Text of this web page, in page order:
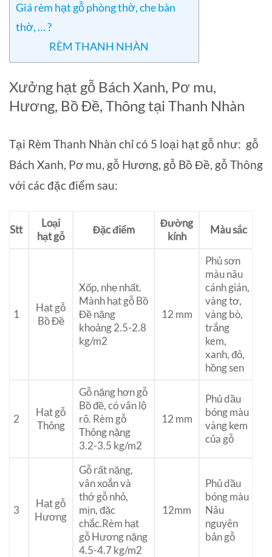
Giá rèm hạt gỗ phòng thờ, che bàn
thờ, … ?
RÈM THANH NHÀN
Xưởng hạt gỗ Bách Xanh, Pơ mu,
Hương, Bồ Đề, Thông tại Thanh Nhàn
Tại Rèm Thanh Nhàn chỉ có 5 loại hạt gỗ như: gỗ
Bách Xanh, Pơ mu, gỗ Hương, gỗ Bồ Đề, gỗ Thông
với các đặc điểm sau:
Stt
Loại
hạt gỗ
Đặc điểm
Đường
kính
Màu sắc
1
Hạt gỗ
Bồ Đề
Xốp, nhẹ nhất.
Mành hạt gỗ Bồ
Đề nặng
khoảng 2.5-2.8
kg/m2
12 mm
Phủ sơn
màu nâu
cánh gián,
vàng tơ,
vàng bò,
trắng
kem,
xanh, đỏ,
hồng sen
2
Hạt gỗ
Thông
Gỗ nặng hơn gỗ
Bồ đề, có vân lộ
rõ. Rèm gỗ
Thông nặng
3.2-3.5 kg/m2
12 mm
Phủ dầu
bóng màu
vàng kem
của gỗ
3
Hạt gỗ
Hương
Gỗ rất nặng,
vân xoắn và
thớ gỗ nhỏ,
mịn, đặc
chắc.Rèm hạt
gỗ Hương nặng
4.5-4.7 kg/m2
12mm
Phủ dầu
bóng màu
Nâu
nguyên
bản gỗ